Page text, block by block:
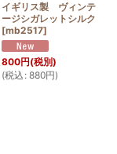
イギリス製 ヴィンテ
ージシガレットシルク
[mb2517]
800円(税別)
(税込 : 880円)